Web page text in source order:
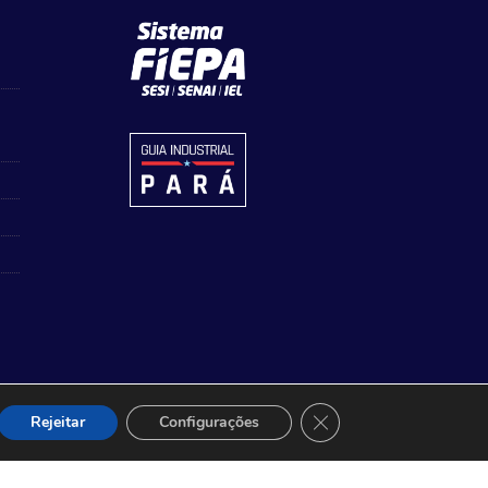
Rejeitar Configurações Close GDPR Cookie